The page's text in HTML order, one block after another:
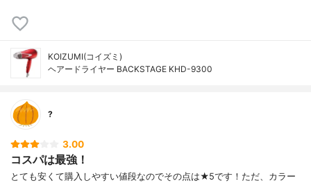
KOIZUMI(コイズミ)
ヘアードライヤー BACKSTAGE KHD-9300
?
3.00
コスパは最強！
とても安くて購入しやすい値段なのでその点は★5です！ただ、カラー